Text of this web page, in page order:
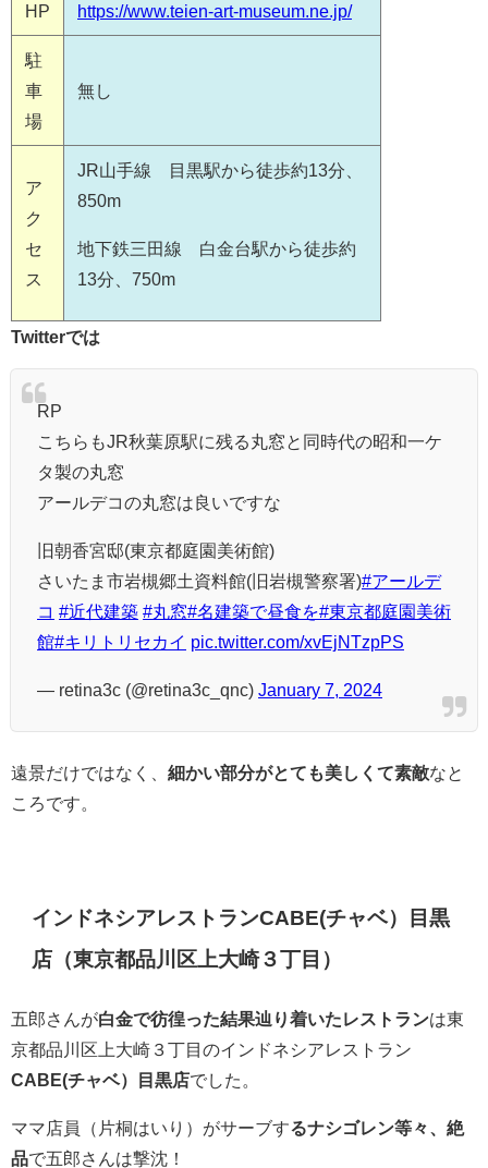
HP https://www.teien-art-museum.ne.jp/
駐
車
場
無し
ア
ク
セ
ス
JR山手線 目黒駅から徒歩約13分、
850m
地下鉄三田線 白金台駅から徒歩約
13分、750m
Twitterでは
RP
こちらもJR秋葉原駅に残る丸窓と同時代の昭和一ケ
タ製の丸窓
アールデコの丸窓は良いですな
旧朝香宮邸(東京都庭園美術館)
さいたま市岩槻郷土資料館(旧岩槻警察署)#アールデ
コ #近代建築 #丸窓#名建築で昼食を#東京都庭園美術
館#キリトリセカイ pic.twitter.com/xvEjNTzpPS
— retina3c (@retina3c_qnc) January 7, 2024
遠景だけではなく、 細かい部分がとても美しくて素敵なと
ころです。
インドネシアレストランCABE(チャベ）目黒
店（東京都品川区上大崎３丁目）
五郎さんが白金で彷徨った結果辿り着いたレストランは東
京都品川区上大崎３丁目のインドネシアレストラン
CABE(チャベ）目黒店でした。
ママ店員（片桐はいり）がサーブするナシゴレン等々、絶
品で五郎さんは撃沈！